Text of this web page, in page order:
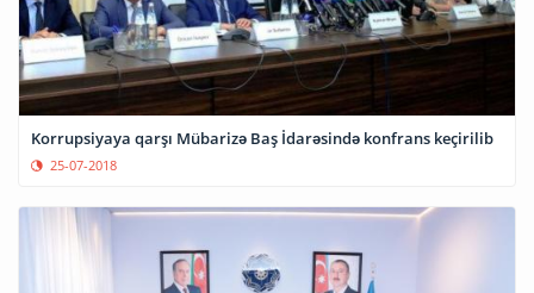
Korrupsiyaya qarşı Mübarizə Baş İdarəsində konfrans keçirilib
25-07-2018